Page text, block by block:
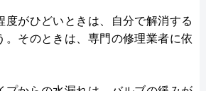
度がひどいときは、自分で解消する
。そのときは、専門の修理業者に依